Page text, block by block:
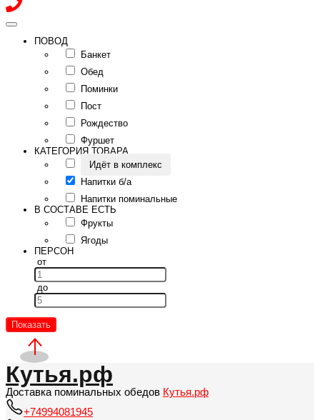
ПОВОД
Банкет
Обед
Поминки
Пост
Рождество
Фуршет
КАТЕГОРИЯ ТОВАРА
Идёт в комплекс
Напитки б/а
Напитки поминальные
В СОСТАВЕ ЕСТЬ
Фрукты
Ягоды
ПЕРСОН
от
до
Показать
Кутья.рф
Доставка поминальных обедов Кутья.рф
+74994081945